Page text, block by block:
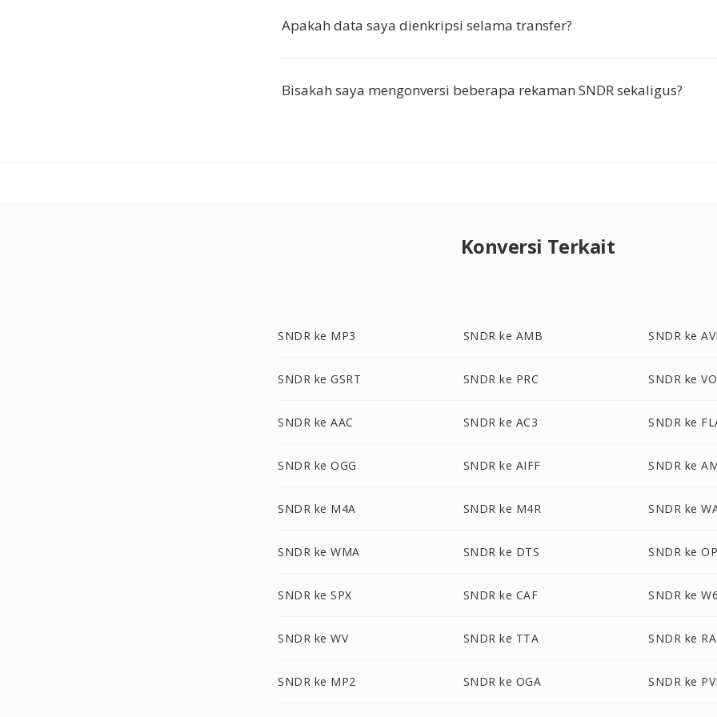
Apakah data saya dienkripsi selama transfer?
Bisakah saya mengonversi beberapa rekaman SNDR sekaligus?
Konversi Terkait
SNDR ke MP3 SNDR ke AMB SNDR ke
SNDR ke GSRT SNDR ke PRC SNDR ke
SNDR ke AAC SNDR ke AC3 SNDR ke
SNDR ke OGG SNDR ke AIFF SNDR ke
SNDR ke M4A SNDR ke M4R SNDR ke
SNDR ke WMA SNDR ke DTS SNDR ke
SNDR ke SPX SNDR ke CAF SNDR ke
SNDR ke WV SNDR ke TTA SNDR ke RA
SNDR ke MP2 SNDR ke OGA SNDR ke